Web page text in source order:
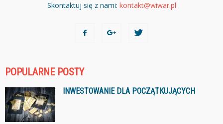
Skontaktuj się z nami: kontakt@wiwar.pl
POPULARNE POSTY
INWESTOWANIE DLA POCZĄTKUJĄCYCH